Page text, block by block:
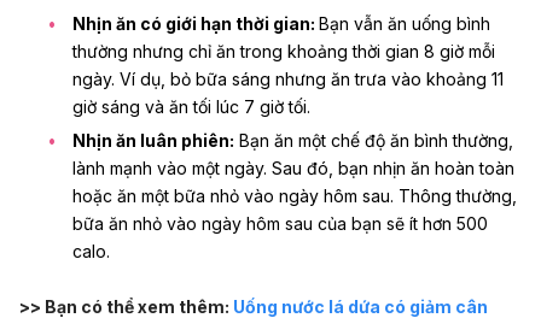
Nhịn ăn có giới hạn thời gian: Bạn vẫn ăn uống bình
thường nhưng chỉ ăn trong khoảng thời gian 8 giờ mỗi
ngày. Ví dụ, bỏ bữa sáng nhưng ăn trưa vào khoảng 11
giờ sáng và ăn tối lúc 7 giờ tối.
Nhịn ăn luân phiên: Bạn ăn một chế độ ăn bình thường,
lành mạnh vào một ngày. Sau đó, bạn nhịn ăn hoàn toàn
hoặc ăn một bữa nhỏ vào ngày hôm sau. Thông thường,
bữa ăn nhỏ vào ngày hôm sau của bạn sẽ ít hơn 500
calo.
>> Bạn có thể xem thêm: Uống nước lá dứa có giảm cân